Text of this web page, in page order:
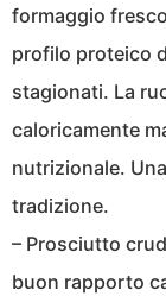
formaggio
profilo proteico
stagionati. La
caloricamente
nutrizionale.
tradizione.
– Prosciutto
buon rapporto